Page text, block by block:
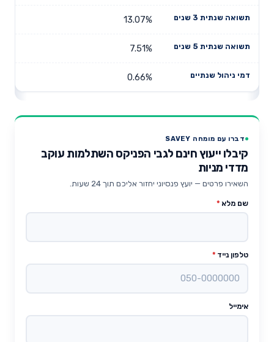
13.07%
7.51%
0.66%
דברו עם מומחה SAVEY
קיבלו ייעוץ חינם לגבי הפניקס השתלמות עוקב
מדדי מניות
השאירו פרטים — יועץ פנסיוני יחזור אליכם תוך 24 שעות.
שם מלא *
טלפון נייד *
אימייל